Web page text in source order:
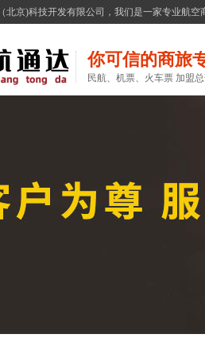
北京)科技开发有限公司，我们是一家专业航
你可信的商旅
民航、机票、火车票 加盟